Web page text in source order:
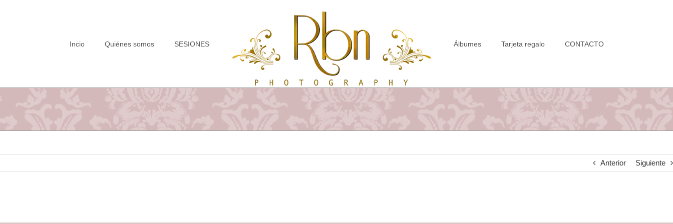
Incio Quiénes somos SESIONES Álbumes Tarjeta regalo CONTACTO
Anterior Siguiente